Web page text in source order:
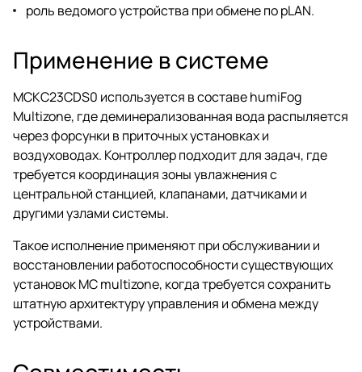
роль ведомого устройства при обмене по pLAN.
Применение в системе
MCKC23CDS0 используется в составе humiFog
Multizone, где деминерализованная вода распыляется
через форсунки в приточных установках и
воздуховодах. Контроллер подходит для задач, где
требуется координация зоны увлажнения с
центральной станцией, клапанами, датчиками и
другими узлами системы.
Такое исполнение применяют при обслуживании и
восстановлении работоспособности существующих
установок MC multizone, когда требуется сохранить
штатную архитектуру управления и обмена между
устройствами.